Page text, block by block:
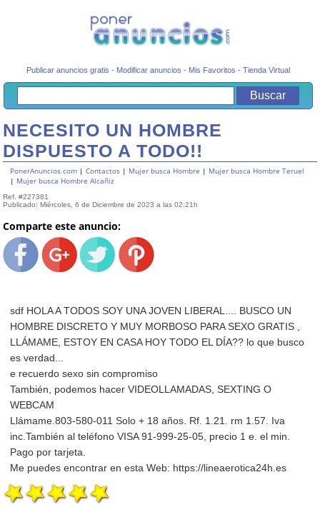
Publicar anuncios gratis - Modificar anuncios - Mis Favoritos -Tienda Virtual
NECESITO UN HOMBRE
DISPUESTO A TODO!!
PonerAnuncios.com |Contactos | Mujer busca Hombre | Mujer busca Hombre Teruel
| Mujer busca Hombre Alcañiz
Ref. #227381
Publicado: Miércoles, 6 de Diciembre de 2023 a las 02:21h
Comparte este anuncio:
sdf HOLA A TODOS SOY UNA JOVEN LIBERAL.... BUSCO UN
HOMBRE DISCRETO Y MUY MORBOSO PARA SEXO GRATIS ,
LLÁMAME, ESTOY EN CASA HOY TODO EL DÍA?? lo que busco
es verdad...
e recuerdo sexo sin compromiso
También, podemos hacer VIDEOLLAMADAS, SEXTING O
WEBCAM
Llámame.803-580-011 Solo + 18 años. Rf. 1.21. rm 1.57. Iva
inc.También al teléfono VISA 91-999-25-05, precio 1 e. el min.
Pago por tarjeta.
Me puedes encontrar en esta Web: https://lineaerotica24h.es